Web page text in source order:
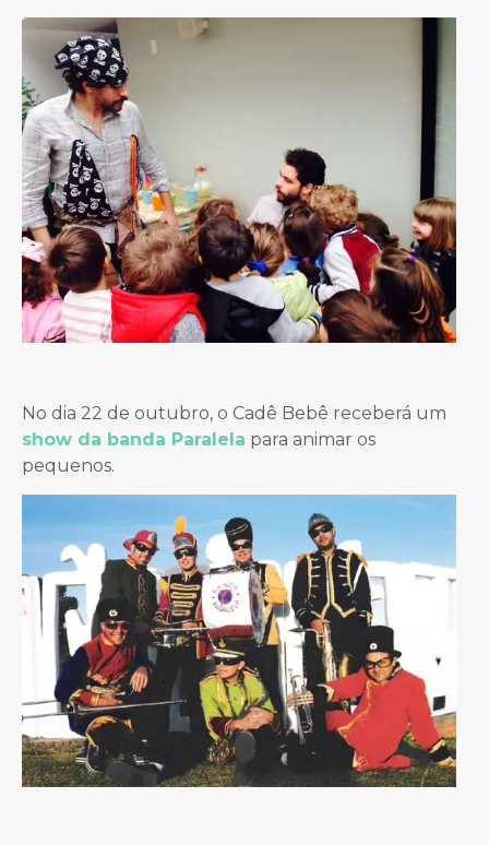
No dia 22 de outubro, o Cadê Bebê receberá um
show da banda Paralela para animar os
pequenos.